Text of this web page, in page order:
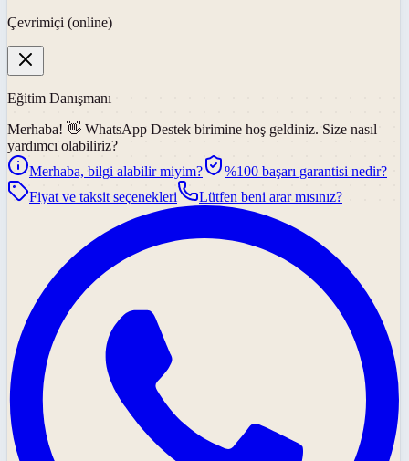
Çevrimiçi (online)
Eğitim Danışmanı
Merhaba! 👋 WhatsApp Destek birimine hoş geldiniz. Size nasıl
yardımcı olabiliriz?
Merhaba, bilgi alabilir miyim?
%100 başarı garantisi nedir?
Fiyat ve taksit seçenekleri
Lütfen beni arar mısınız?